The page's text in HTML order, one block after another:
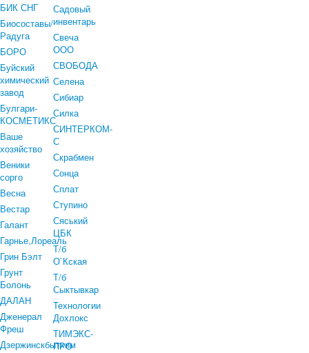
БИК СНГ
Биосоставы/
Радуга
БОРО
Буйский
химический
завод
Булгари-
КОСМЕТИКС
Ваше
хозяйство
Веники
сорго
Весна
Вестар
Галант
Гарнье,Лореаль
Грин Бэлт
Грунт
Болонь
ДАЛАН
Дженерал
Фреш
Дзержинскбытхим
Садовый
инвентарь
Свеча
ООО
СВОБОДА
Селена
Сибиар
Силка
СИНТЕРКОМ-
С
Скрабмен
Сонца
Сплат
Ступино
Сяський
ЦБК
Т/б
О`Кская
Т/б
Сыктывкар
Технологии
Дохлокс
ТИМЭКС-
ПРО